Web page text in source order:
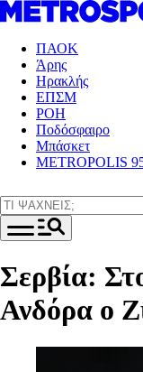
ΠΑΟΚ
Άρης
Ηρακλής
ΕΠΣΜ
ΡΟΗ
Ποδόσφαιρο
Μπάσκετ
METROPOLIS
Σερβία:
Ανδόρα ο